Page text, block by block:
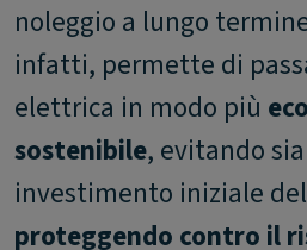
noleggio a lungo
infatti, permette di
elettrica in modo più
sostenibile, evitando
investimento iniziale
proteggendo contro il